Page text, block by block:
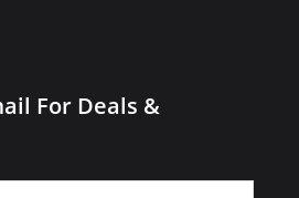
For Deals &